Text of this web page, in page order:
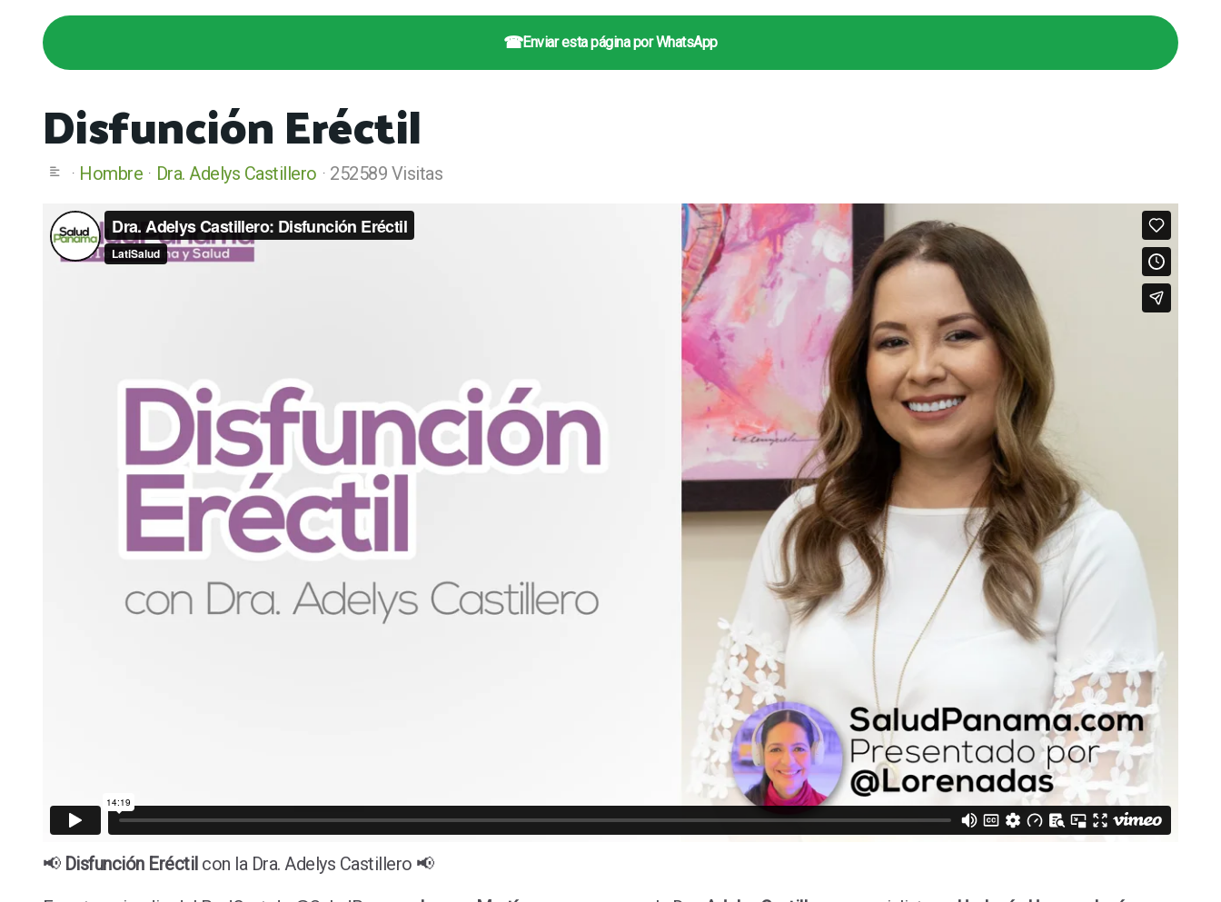
☎Enviar esta página por WhatsApp
Disfunción Eréctil
Hombre Dra. Adelys Castillero 252589 Visitas
📢 Disfunción Eréctil con la Dra. Adelys Castillero 📢